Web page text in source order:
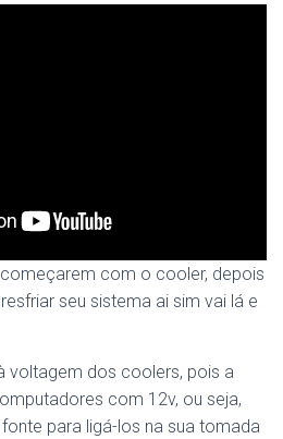
com o cooler, depois
seu sistema ai sim vai lá e
voltagem dos coolers, pois a
com 12v, ou seja,
para ligá-los na sua tomada